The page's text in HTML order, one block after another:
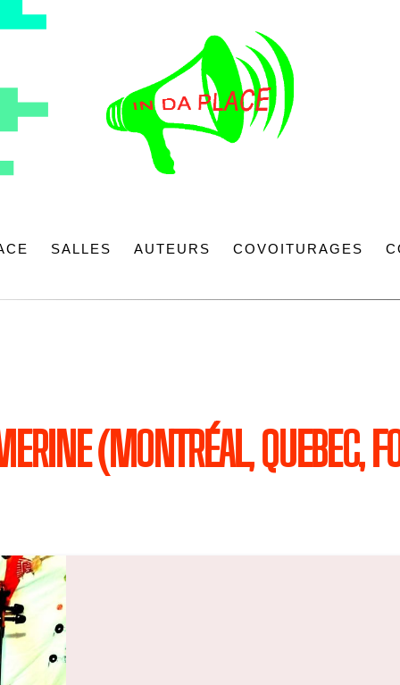
SALLES AUTEURS COVOITURAGES
(MONTRÉAL, QUEBEC,